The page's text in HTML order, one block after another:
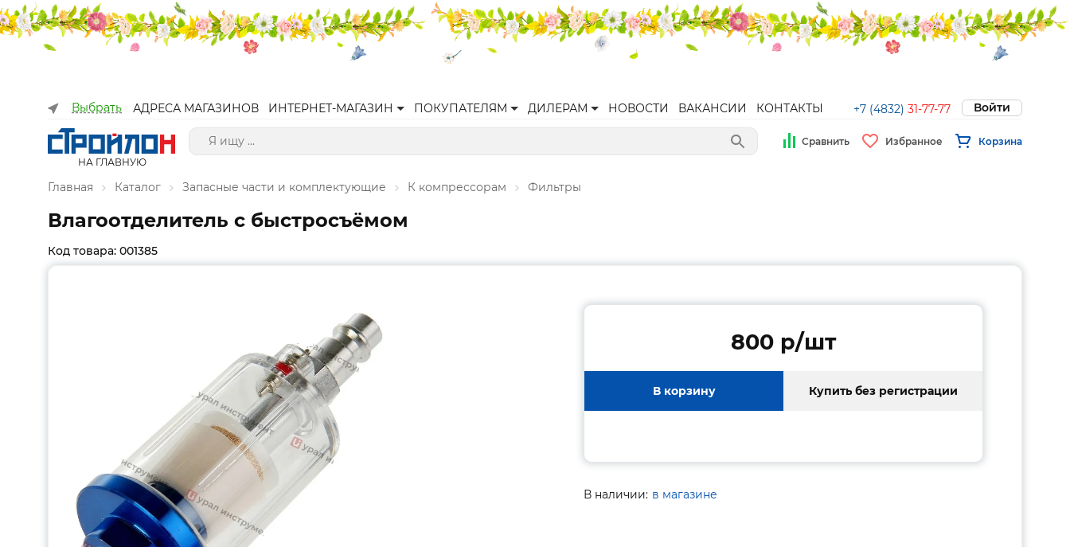
Выбрать АДРЕСА МАГАЗИНОВ ИНТЕРНЕТ-МАГАЗИН ПОКУПАТЕЛЯМ ДИЛЕРАМ НОВОСТИ ВАКАНСИИ КОНТАКТЫ +7 (4832) 31-77-77 Войти
НА ГЛАВНУЮ
Сравнить Избранное Корзина
Главная Каталог Запасные части и комплектующие К компрессорам Фильтры
Влагоотделитель с быстросъёмом
Код товара: 001385
800 p/шт
В корзину Купить без регистрации
В наличии: в магазине